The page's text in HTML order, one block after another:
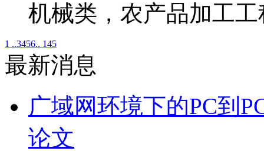
机械类，农产品加工工
1 ..3456.. 145
最新消息
广域网环境下的PC到
论文